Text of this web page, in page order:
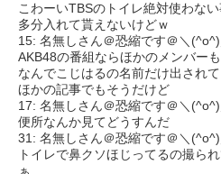
こわーいTBSのトイレ絶対使わない
多分入れて貰えないけどｗ
15: 名無しさん＠恐縮です＠＼(^o^)
AKB48の番組ならほかのメンバー
なんでこじはるの名前だけ出されて
ほかの記事でもそうだけど
17: 名無しさん＠恐縮です＠＼(^o^)
便所なんか見てどうすんだ
31: 名無しさん＠恐縮です＠＼(^o^)
トイレで鼻クソほじってるの撮ら
ぁ